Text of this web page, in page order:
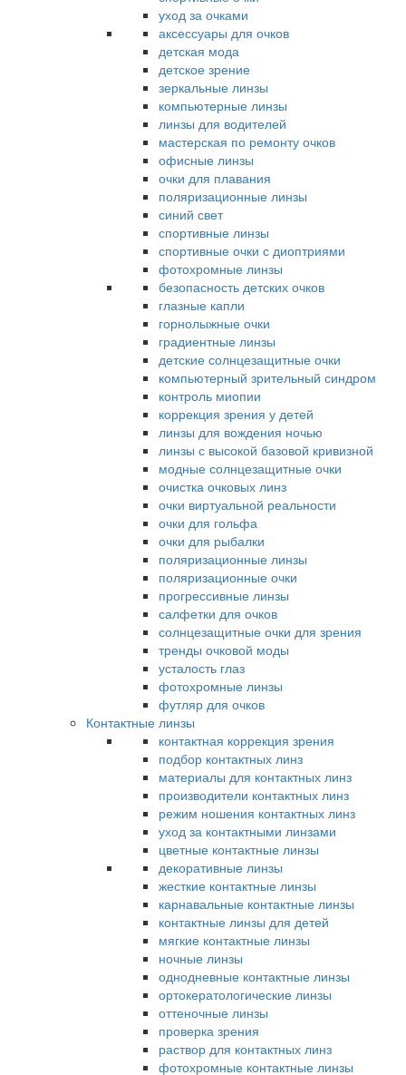
уход за очками
аксессуары для очков
детская мода
детское зрение
зеркальные линзы
компьютерные линзы
линзы для водителей
мастерская по ремонту очков
офисные линзы
очки для плавания
поляризационные линзы
синий свет
спортивные линзы
спортивные очки с диоптриями
фотохромные линзы
безопасность детских очков
глазные капли
горнолыжные очки
градиентные линзы
детские солнцезащитные очки
компьютерный зрительный синдром
контроль миопии
коррекция зрения у детей
линзы для вождения ночью
линзы с высокой базовой кривизной
модные солнцезащитные очки
очистка очковых линз
очки виртуальной реальности
очки для гольфа
очки для рыбалки
поляризационные линзы
поляризационные очки
прогрессивные линзы
салфетки для очков
солнцезащитные очки для зрения
тренды очковой моды
усталость глаз
фотохромные линзы
футляр для очков
Контактные линзы
контактная коррекция зрения
подбор контактных линз
материалы для контактных линз
производители контактных линз
режим ношения контактных линз
уход за контактными линзами
цветные контактные линзы
декоративные линзы
жесткие контактные линзы
карнавальные контактные линзы
контактные линзы для детей
мягкие контактные линзы
ночные линзы
однодневные контактные линзы
ортокератологические линзы
оттеночные линзы
проверка зрения
раствор для контактных линз
фотохромные контактные линзы